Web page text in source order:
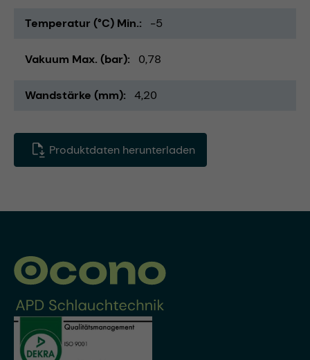
Temperatur (°C) Min. -5
Vakuum Max. (bar) 0,78
Wandstärke (mm) 4,20
Produktdaten herunterladen